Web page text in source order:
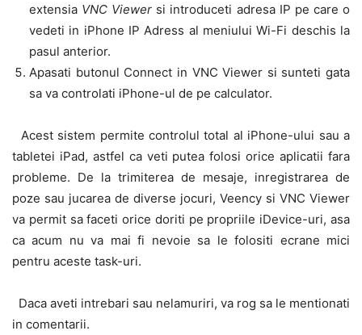
extensia VNC Viewer si introduceti adresa IP pe care o
vedeti in iPhone IP Adress al meniului Wi-Fi deschis la
pasul anterior.
Apasati butonul Connect in VNC Viewer si sunteti gata
sa va controlati iPhone-ul de pe calculator.
Acest sistem permite controlul total al iPhone-ului sau a
tabletei iPad, astfel ca veti putea folosi orice aplicatii fara
probleme. De la trimiterea de mesaje, inregistrarea de
poze sau jucarea de diverse jocuri, Veency si VNC Viewer
va permit sa faceti orice doriti pe propriile iDevice-uri, asa
ca acum nu va mai fi nevoie sa le folositi ecrane mici
pentru aceste task-uri.
Daca aveti intrebari sau nelamuriri, va rog sa le mentionati
in comentarii.